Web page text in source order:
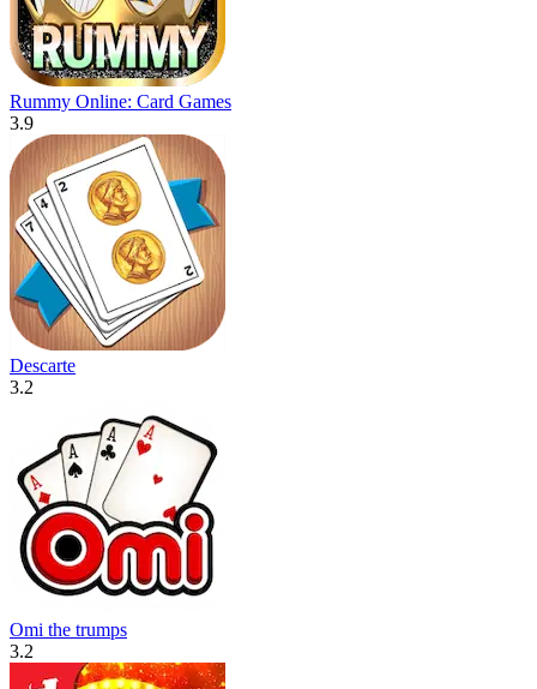
Rummy Online: Card Games
3.9
Descarte
3.2
Omi the trumps
3.2